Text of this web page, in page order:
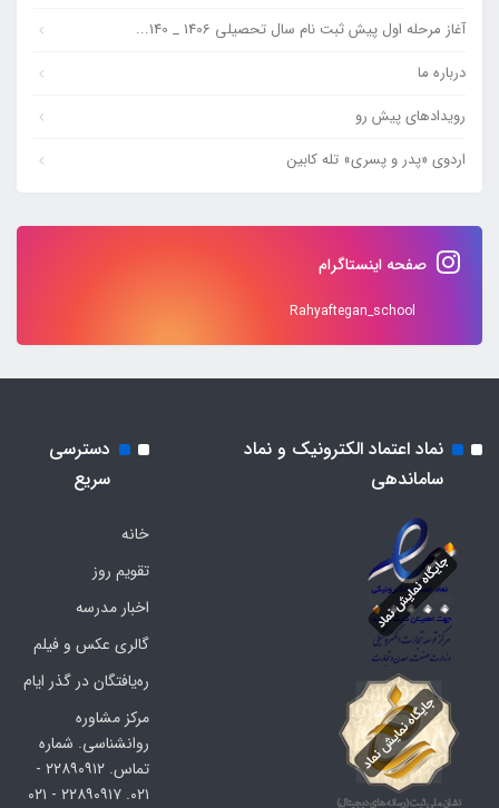
آغاز مرحله اول پیش ثبت نام سال تحصیلی 1406 _ 140...
درباره ما
رویدادهای پیش رو
اردوی «پدر و پسری» تله کابین
صفحه اینستاگرام
Rahyaftegan_school
نماد اعتماد الکترونیک و نماد
ساماندهی
دسترسی
سریع
خانه
تقویم روز
اخبار مدرسه
گالری عکس و فیلم
ره‌یافتگان در گذر ایام
مرکز مشاوره
روانشناسی. شماره
تماس. ۲۲۸۹۰۹۱۲ -
۰۲۱. ۲۲۸۹۰۹۱۷ - ۰۲۱